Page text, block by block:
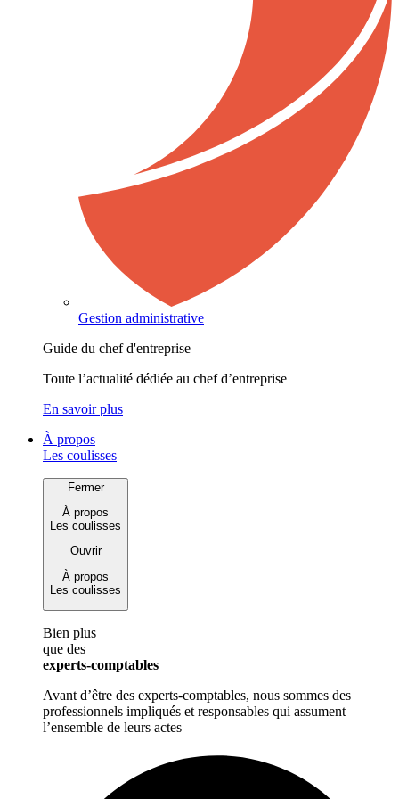
Gestion administrative
Guide du chef d'entreprise
Toute l’actualité dédiée au chef d’entreprise
En savoir plus
À propos
Les coulisses
Fermer
À propos
Les coulisses
Ouvrir
À propos
Les coulisses
Bien plus
que des
experts-comptables
Avant d’être des experts-comptables, nous sommes des
professionnels impliqués et responsables qui assument
l’ensemble de leurs actes